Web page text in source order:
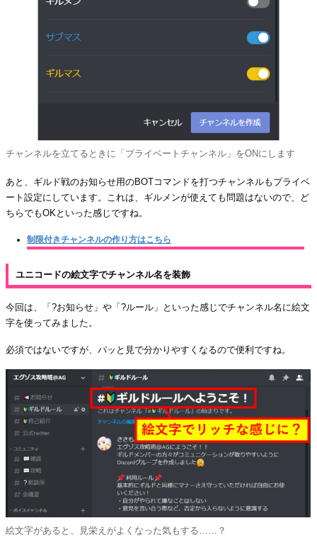
チャンネルを立てるときに「プライベートチャンネル」をONにします
あと、ギルド戦のお知らせ用のBOTコマンドを打つチャンネルもプライベ
ート設定にしています。これは、ギルメンが使えても問題はないので、ど
ちらでもOKといった感じですね。
制限付きチャンネルの作り方はこちら
ユニコードの絵文字でチャンネル名を装飾
今回は、「?お知らせ」や「?ルール」といった感じでチャンネル名に絵文
字を使ってみました。
必須ではないですが、パッと見で分かりやすくなるので便利ですね。
絵文字があると、見栄えがよくなった気もする……？